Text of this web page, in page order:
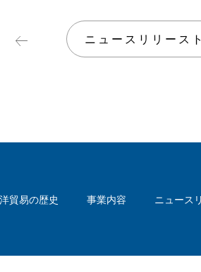
ニュースリリース
貿易の歴史 事業内容 ニュース